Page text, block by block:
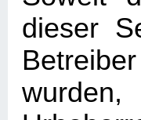
dieser